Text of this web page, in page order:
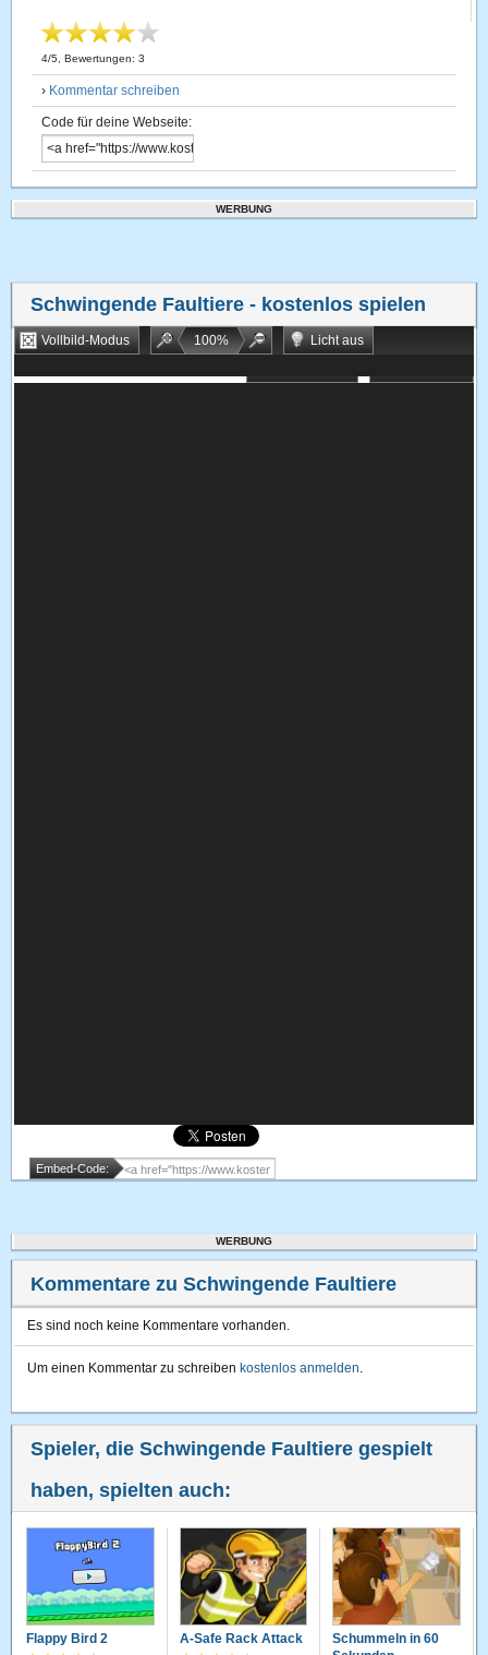
4/5 , Bewertungen:3
› Kommentar schreiben
Code für deine Webseite:
WERBUNG
Schwingende Faultiere - kostenlos spielen
Vollbild-Modus 100%
Licht aus
Embed-Code:
WERBUNG
Kommentare zu Schwingende Faultiere
Es sind noch keine Kommentare vorhanden.
Um einen Kommentar zu schreiben kostenlos anmelden.
Spieler, die Schwingende Faultiere gespielt
haben, spielten auch:
Flappy Bird 2 A-Safe Rack Attack
Schummeln in 60